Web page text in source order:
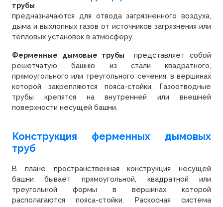
трубы
предназначаются для отвода загрязненного воздуха,
дыма и выхлопных газов от источников загрязнения или
тепловых установок в атмосферу.
Ферменные дымовые трубы представляет собой
решетчатую башню из стали квадратного,
прямоугольного или треугольного сечения, в вершинах
которой закрепляются пояса-стойки. Газоотводные
трубы крепятся на внутренней или внешней
поверхности несущей башни.
Конструкция ферменных дымовых
труб
В плане пространственная конструкция несущей
башни бывает прямоугольной, квадратной или
треугольной формы в вершинах которой
располагаются пояса-стойки. Раскосная система